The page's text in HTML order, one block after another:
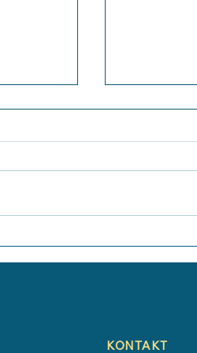
Laubach
KONTAKT